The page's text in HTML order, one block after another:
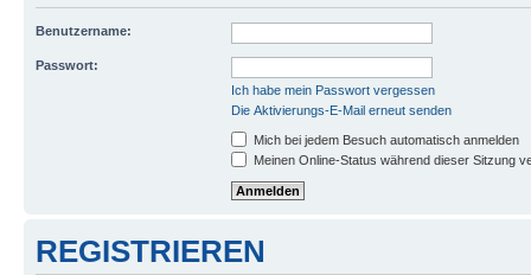
Benutzername:
Passwort:
Ich habe mein Passwort vergessen
Die Aktivierungs-E-Mail erneut senden
Mich bei jedem Besuch automatisch anmelden
Meinen Online-Status während dieser Sitzung
REGISTRIEREN